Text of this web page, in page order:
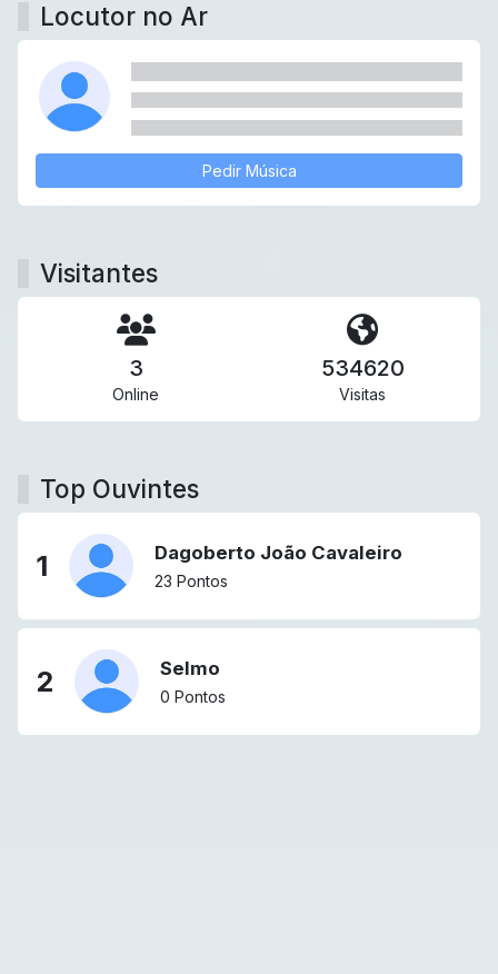
Locutor no Ar
Pedir Música
Visitantes
3
Online
534620
Visitas
Top Ouvintes
1 Dagoberto João Cavaleiro
23 Pontos
2 Selmo
0 Pontos